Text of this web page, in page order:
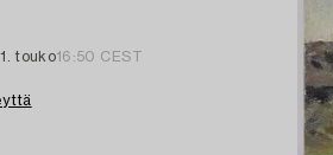
1. touko16:50 CEST